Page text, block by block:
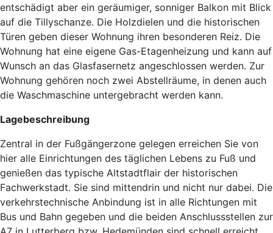
entschädigt aber ein geräumiger, sonniger Balkon mit Blick
auf die Tillyschanze. Die Holzdielen und die historischen
Türen geben dieser Wohnung ihren besonderen Reiz. Die
Wohnung hat eine eigene Gas-Etagenheizung und kann auf
Wunsch an das Glasfasernetz angeschlossen werden. Zur
Wohnung gehören noch zwei Abstellräume, in denen auch
die Waschmaschine untergebracht werden kann.
Lagebeschreibung
Zentral in der Fußgängerzone gelegen erreichen Sie von
hier alle Einrichtungen des täglichen Lebens zu Fuß und
genießen das typische Altstadtflair der historischen
Fachwerkstadt. Sie sind mittendrin und nicht nur dabei. Die
verkehrstechnische Anbindung ist in alle Richtungen mit
Bus und Bahn gegeben und die beiden Anschlussstellen zur